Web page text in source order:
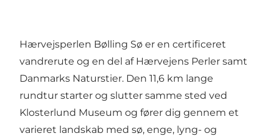
Hærvejsperlen Bølling Sø er en certificeret
vandrerute og en del af Hærvejens Perler samt
Danmarks Naturstier. Den 11,6 km lange
rundtur starter og slutter samme sted ved
Klosterlund Museum og fører dig gennem et
varieret landskab med sø, enge, lyng- og